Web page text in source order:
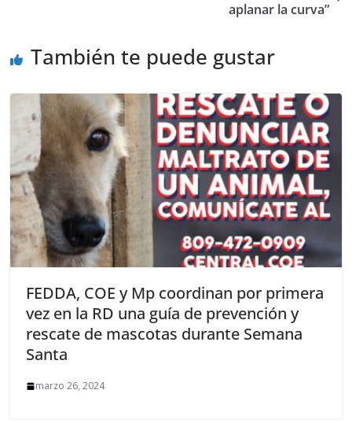
aplanar la curva”
También te puede gustar
FEDDA, COE y Mp coordinan por primera
vez en la RD una guía de prevención y
rescate de mascotas durante Semana
Santa
marzo 26, 2024